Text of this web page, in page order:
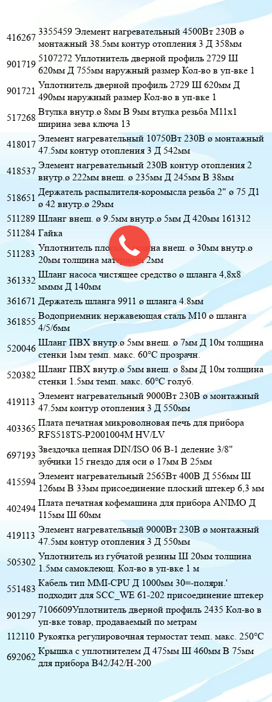
416267
3355459 Элемент нагревательный 4500Вт 230В ø
монтажный 38.5мм контур отопления 3 Д 358мм
901719
5107272 Уплотнитель дверной профиль 2729 Ш
620мм Д 755мм наружный размер Кол-во в уп-вке 1
901721
Уплотнитель дверной профиль 2729 Ш 620мм Д
490мм наружный размер Кол-во в уп-вке 1
517268
Втулка внутр.ø 8мм В 9мм втулка резьба M11x1
ширина зева ключа 13
418017
Элемент нагревательный 10750Вт 230В ø монтажный
47.5мм контур отопления 3 Д 542мм
418537
Элемент нагревательный 230В контур отопления 2
внутр.ø 222мм внеш. ø 235мм Д 245мм В 38мм
518651
Держатель распылителя-коромысла резьба 2" ø 75 Д1
ø 42 внутр.ø 29мм
511289 Шланг внеш. ø 9.5мм внутр.ø 5мм Д 420мм 161312
511284 Гайка
511283
Уплотнитель плоский резина внеш. ø 30мм внутр.ø
20мм толщина материала 2мм
361332
Шланг насоса чистящее средство ø шланга 4,8x8
мммм Д 140мм
361671 Держатель шланга 9911 ø шланга 4.8мм
361855
Водоприемник нержавеющая сталь M10 ø шланга
4/5/6мм
520046
Шланг ПВХ внутр.ø 5мм внеш. ø 7мм Д 10м толщина
стенки 1мм темп. макс. 60°C прозрачн.
520382
Шланг ПВХ внутр.ø 5мм внеш. ø 8мм Д 10м толщина
стенки 1.5мм темп. макс. 60°C голуб.
419113
Элемент нагревательный 9000Вт 230В ø монтажный
47.5мм контур отопления 3 Д 550мм
403365
Плата печатная микроволновая печь для прибора
RFS518TS-P2001004M HV/LV
697193
Звездочка цепная DIN/ISO 06 B-1 деление 3/8"
зубчики 15 гнездо для оси ø 17мм В 25мм
415594
Элемент нагревательный 2565Вт 400В Д 556мм Ш
126мм В 33мм присоединение плоский штекер 6,3 мм
402494
Плата печатная кофемашина для прибора ANIMO Д
115мм Ш 60мм
419113
Элемент нагревательный 9000Вт 230В ø монтажный
47.5мм контур отопления 3 Д 550мм
505302
Уплотнитель из губчатой резины Ш 20мм толщина
1.5мм самоклеющ. Кол-во в уп-вке 1 м
551483
Кабель тип MMI-CPU Д 1000мм 30=-полярн.'
подходит для SCC_WE 61-202 присоединение штекер
901297
7106609Уплотнитель дверной профиль 2435 Кол-во в
уп-вке товар, продаваемый по метрам
112110 Рукоятка регулировочная термостат темп. макс. 250°C
692062
Крышка с уплотнителем Д 475мм Ш 460мм В 75мм
для прибора B42/J42/H-200